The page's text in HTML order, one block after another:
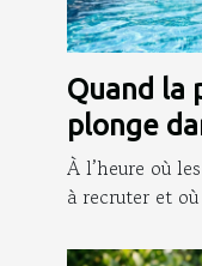
Quand la
plonge
À l’heure où
à recruter et